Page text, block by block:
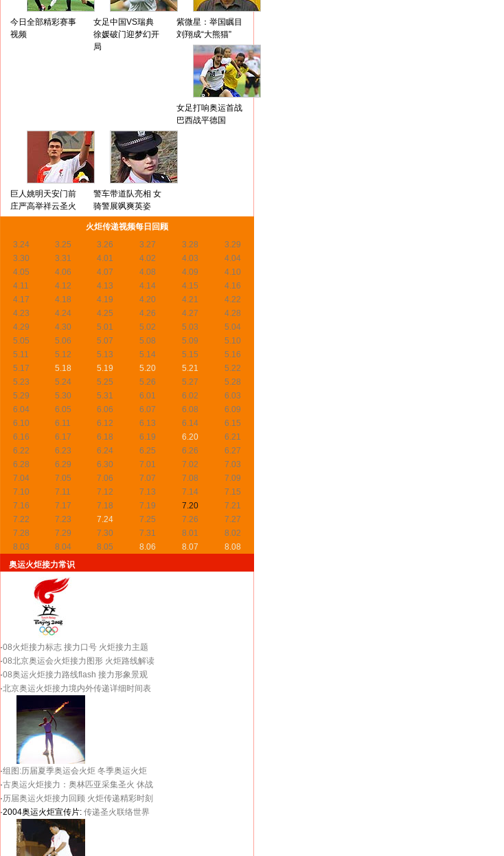
今日全部精彩赛事
视频
女足中国VS瑞典
徐媛破门迎梦幻开
局
紫微星：举国瞩目
刘翔成“大熊猫”
女足打响奥运首战
巴西战平德国
巨人姚明天安门前
庄严高举祥云圣火
警车带道队亮相 女
骑警展飒爽英姿
火炬传递视频每日回顾
3.24
3.25 3.26 3.27 3.28
3.29
3.30
3.31 4.01 4.02 4.03
4.04
4.05
4.06 4.07 4.08 4.09
4.10
4.11
4.12 4.13 4.14 4.15
4.16
4.17
4.18 4.19 4.20 4.21
4.22
4.23
4.24 4.25 4.26 4.27
4.28
4.29
4.30 5.01 5.02 5.03
5.04
5.05
5.06 5.07 5.08 5.09
5.10
5.11
5.12 5.13 5.14 5.15
5.16
5.17
5.18 5.19 5.20 5.21
5.22
5.23
5.24 5.25 5.26 5.27
5.28
5.29
5.30 5.31 6.01 6.02
6.03
6.04
6.05 6.06 6.07 6.08
6.09
6.10
6.11 6.12 6.13 6.14
6.15
6.16
6.17 6.18 6.19 6.20
6.21
6.22
6.23 6.24 6.25 6.26
6.27
6.28
6.29 6.30 7.01 7.02
7.03
7.04
7.05 7.06 7.07 7.08
7.09
7.10
7.11 7.12 7.13 7.14
7.15
7.16
7.17 7.18 7.19 7.20
7.21
7.22
7.23 7.24 7.25 7.26
7.27
7.28
7.29 7.30 7.31 8.01
8.02
8.03
8.04 8.05 8.06 8.07
8.08
奥运火炬接力常识
·08火炬接力标志 接力口号 火炬接力主题
·08北京奥运会火炬接力图形 火炬路线解读
·08奥运火炬接力路线flash 接力形象景观
·北京奥运火炬接力境内外传递详细时间表
·组图:历届夏季奥运会火炬 冬季奥运火炬
·古奥运火炬接力：奥林匹亚采集圣火 休战
·历届奥运火炬接力回顾 火炬传递精彩时刻
·2004奥运火炬宣传片: 传递圣火联络世界